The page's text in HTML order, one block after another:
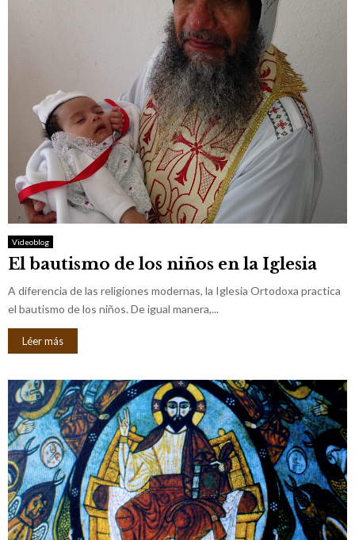
Videoblog
El bautismo de los niños en la Iglesia
A diferencia de las religiones modernas, la Iglesia Ortodoxa practica
el bautismo de los niños. De igual manera,...
Léer más